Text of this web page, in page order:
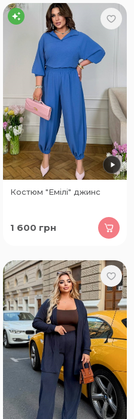
Костюм "Емілі" джинс
1 600 грн